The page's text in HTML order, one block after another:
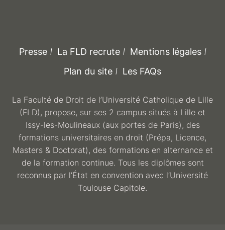
Presse La FLD recrute
Mentions légales
Plan du site
Les FAQs
La Faculté de Droit de l’Université Catholique de Lille
(FLD), propose, sur ses 2 campus situés à Lille et
Issy-les-Moulineaux (aux portes de Paris), des
formations universitaires en droit (Prépa, Licence,
Masters & Doctorat), des formations en alternance et
de la formation continue. Tous les diplômes sont
reconnus par l’État en convention avec l’Université
Toulouse Capitole.